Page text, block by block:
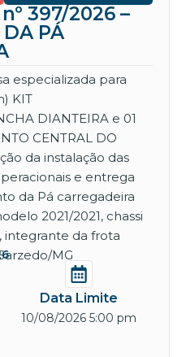
397/2026 –
PÁ
especializada para
KIT
DIANTEIRA e 01
CENTRAL DO
da instalação das
e entrega
da Pá carregadeira
2021/2021, chassi
integrante da frota
MG
Data Limite
10/08/2026 5:00 pm